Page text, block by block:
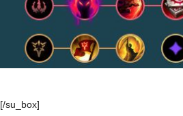
[/su_box]